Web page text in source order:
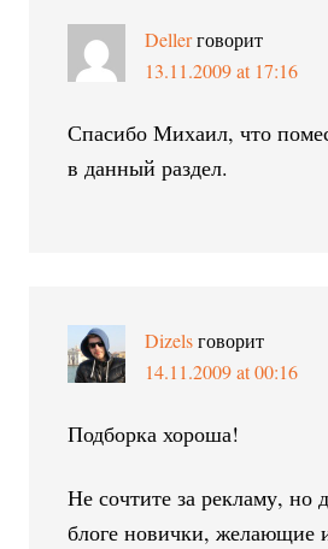
Dellerговорит
13.11.2009 at 17:16
Спасибо Михаил, что
в данный раздел.
Dizels говорит
14.11.2009 at 00:16
Подборка хороша!
Не сочтите за рекламу, но
блоге новички, желающие